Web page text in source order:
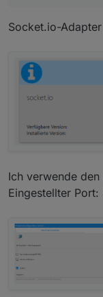
in der
Socket.io-
Ich verwende
Eingestellter Port: